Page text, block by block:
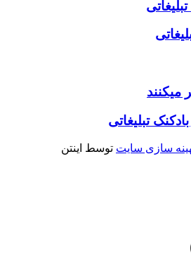
میکنند
تبلیغاتی
سازی سایت توسط اینتن